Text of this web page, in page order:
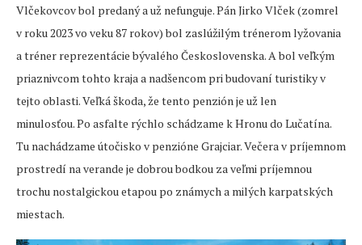
Vlčekovcov bol predaný a už nefunguje. Pán Jirko Vlček (zomrel
v roku 2023 vo veku 87 rokov) bol zaslúžilým trénerom lyžovania
a tréner reprezentácie bývalého Československa. A bol veľkým
priaznivcom tohto kraja a nadšencom pri budovaní turistiky v
tejto oblasti. Veľká škoda, že tento penzión je už len
minulosťou. Po asfalte rýchlo schádzame k Hronu do Lučatína.
Tu nachádzame útočisko v penzióne Grajciar. Večera v príjemnom
prostredí na verande je dobrou bodkou za veľmi príjemnou
trochu nostalgickou etapou po známych a milých karpatských
miestach.